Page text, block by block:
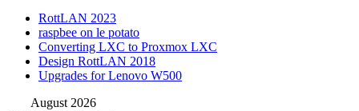
RottLAN 2023
raspbee on le potato
Converting LXC to Proxmox LXC
Design RottLAN 2018
Upgrades for Lenovo W500
August 2026